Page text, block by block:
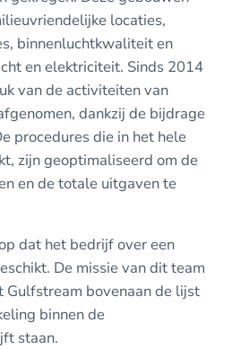
locaties,
binnenluchtkwaliteit en
en elektriciteit. Sinds 2014
van de activiteiten van
dankzij de bijdrage
procedures die in het hele
zijn geoptimaliseerd om de
en de totale uitgaven te
dat het bedrijf over een
De missie van dit team
Gulfstream bovenaan de lijst
binnen de
staan.